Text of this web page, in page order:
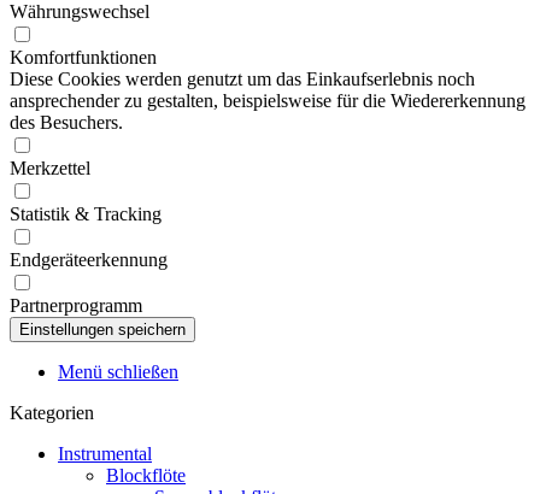
Währungswechsel
Komfortfunktionen
Diese Cookies werden genutzt um das Einkaufserlebnis noch
ansprechender zu gestalten, beispielsweise für die Wiedererkennung
des Besuchers.
Merkzettel
Statistik & Tracking
Endgeräteerkennung
Partnerprogramm
Menü schließen
Kategorien
Instrumental
Blockflöte